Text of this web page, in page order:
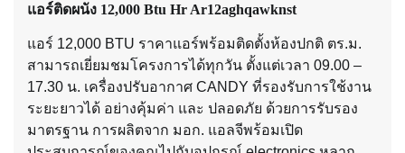
แอร์ติดผนัง 12,000 Btu Hr Ar12aghqawknst
แอร์ 12,000 BTU ราคาแอร์พร้อมติดตั้งห้องปกติ ตร.ม.
สามารถเยี่ยมชมโครงการได้ทุกวัน ตั้งแต่เวลา 09.00 –
17.30 น. เครื่องปรับอากาศ CANDY ที่รองรับการใช้งาน
ระยะยาวได้ อย่างคุ้มค่า และ ปลอดภัย ด้วยการรับรอง
มาตรฐาน การผลิตจาก มอก. แอลจีพร้อมเปิด